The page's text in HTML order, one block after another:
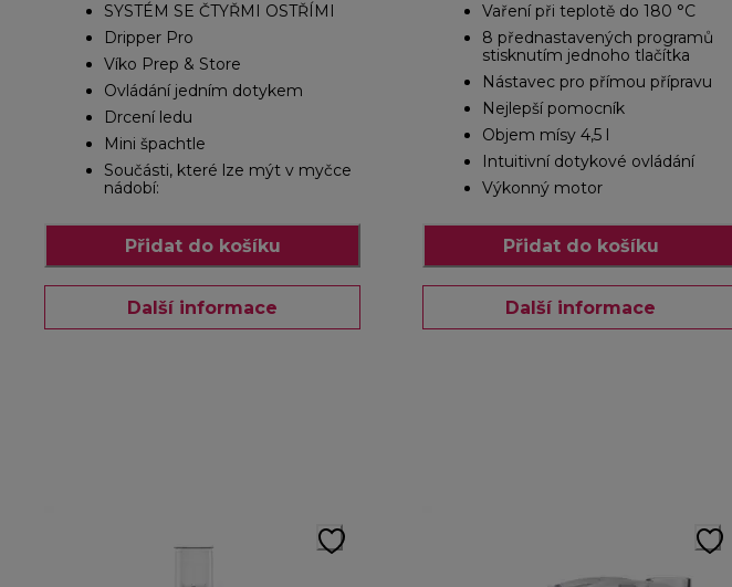
SYSTÉM SE ČTYŘMI OSTŘÍMI
Dripper Pro
Víko Prep & Store
Ovládání jedním dotykem
Drcení ledu
Mini špachtle
Součásti, které lze mýt v myčce
nádobí:
Přidat do košíku
Další informace
Vaření při teplotě do 180 °C
8 přednastavených programů
stisknutím jednoho tlačítka
Nástavec pro přímou přípravu
Nejlepší pomocník
Objem mísy 4,5 l
Intuitivní dotykové ovládání
Výkonný motor
Přidat do košíku
Další informace